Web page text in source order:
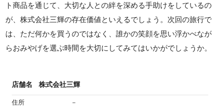
ト商品を通じて、大切な人との絆を深める手助けをしているの
が、株式会社三輝の存在価値といえるでしょう。次回の旅行で
は、ただ何かを買うのではなく、誰かの笑顔を思い浮かべなが
らおみやげを選ぶ時間を大切にしてみてはいかがでしょうか。
店舗名 株式会社三輝
住所 －